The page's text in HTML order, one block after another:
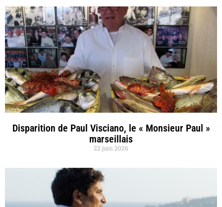
Disparition de Paul Visciano, le « Monsieur Paul »
marseillais
22 juin 2026